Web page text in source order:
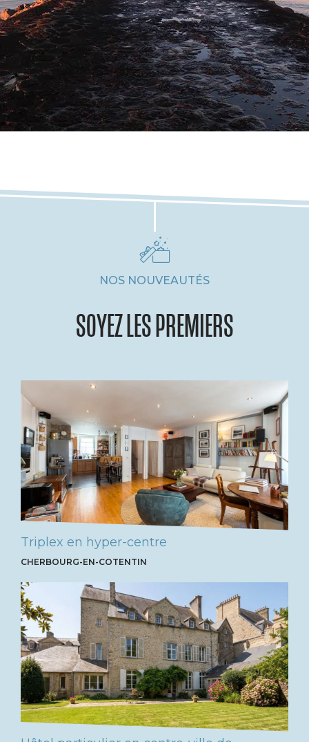
NOS NOUVEAUTÉS
SOYEZ LES PREMIERS
Triplex en hyper-centre
CHERBOURG-EN-COTENTIN